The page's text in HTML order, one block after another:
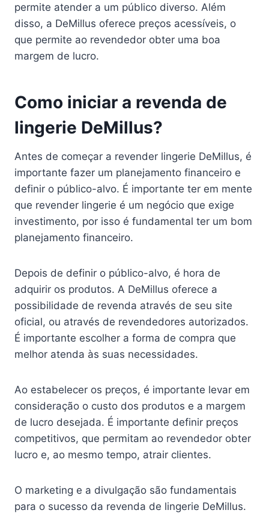
permite atender a um público diverso. Além
disso, a DeMillus oferece preços acessíveis, o
que permite ao revendedor obter uma boa
margem de lucro.
Como iniciar a revenda de
lingerie DeMillus?
Antes de começar a revender lingerie DeMillus, é
importante fazer um planejamento financeiro e
definir o público-alvo. É importante ter em mente
que revender lingerie é um negócio que exige
investimento, por isso é fundamental ter um bom
planejamento financeiro.
Depois de definir o público-alvo, é hora de
adquirir os produtos. A DeMillus oferece a
possibilidade de revenda através de seu site
oficial, ou através de revendedores autorizados.
É importante escolher a forma de compra que
melhor atenda às suas necessidades.
Ao estabelecer os preços, é importante levar em
consideração o custo dos produtos e a margem
de lucro desejada. É importante definir preços
competitivos, que permitam ao revendedor obter
lucro e, ao mesmo tempo, atrair clientes.
O marketing e a divulgação são fundamentais
para o sucesso da revenda de lingerie DeMillus.